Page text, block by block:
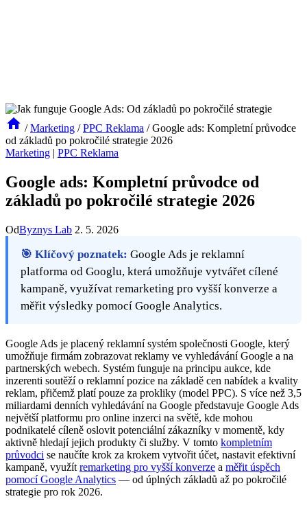
/ Marketing / PPC Reklama / Google ads: Kompletní průvodce
od základů po pokročilé strategie 2026
Marketing | PPC Reklama
Google ads: Kompletní průvodce od
základů po pokročilé strategie 2026
OdByznys Lab 2. 5. 2026
🎯 Klíčový poznatek: Google Ads je reklamní
platforma od Googlu, která umožňuje vytvářet cílené
kampaně, využívat remarketing pro vyšší konverze a
měřit výsledky pomocí Google Analytics.
Google Ads je placený reklamní systém společnosti Google, který
umožňuje firmám zobrazovat reklamy ve vyhledávání Google a na
partnerských webech. Systém funguje na principu aukce, kde
inzerenti soutěží o reklamní pozice na základě cen nabídek a kvality
reklam, přičemž platí pouze za prokliky (model PPC). S více než 3,5
miliardami denních vyhledávání na Google představuje Google Ads
největší platformu pro online inzerci na světě, kde mohou
podnikatelé cíleně oslovit potenciální zákazníky v momentě, kdy
aktivně hledají jejich produkty či služby. V tomto kompletním
průvodci se naučíte krok za krokem vytvořit účet, nastavit efektivní
kampaně, využít remarketing pro vyšší konverze a měřit úspěch
pomocí Google Analytics — od úplných základů až po pokročilé
strategie pro rok 2026.